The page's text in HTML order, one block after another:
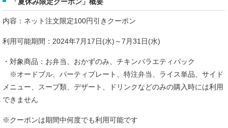
内容：ネット注文限定100円引きクーポン
利用可能期間：2024年7月17日(水)～7月31日(水)
・対象商品：お弁当、おかずのみ、チキンバラエティパック
※オードブル、パーティプレート、特注弁当、ライス単品、サイド
メニュー、スープ類、デザート、ドリンクなどのみの購入時には利用
できません
※クーポンは期間中何度でも利用可能です